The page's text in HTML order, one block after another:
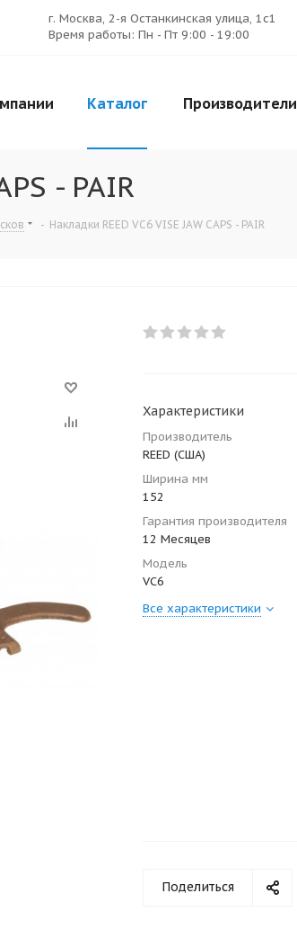
г. Москва, 2-я Останкинская улица, 1с1
Время работы: Пн - Пт 9:00 - 19:00
Каталог Производители
- PAIR
- Накладки REED VC6 VISE JAW CAPS - PAIR
Характеристики
Производитель
REED (США)
Ширина мм
152
Гарантия производителя
12 Месяцев
Модель
VC6
Все характеристики
Поделиться